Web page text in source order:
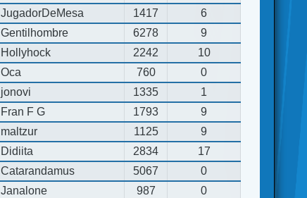
JugadorDeMesa 1417
6
Gentilhombre 6278
9
Hollyhock 2242
10
Oca 760
0
jonovi 1335
1
Fran F G 1793
9
maltzur 1125
9
Didiita 2834
17
Catarandamus 5067
0
Janalone 987
0